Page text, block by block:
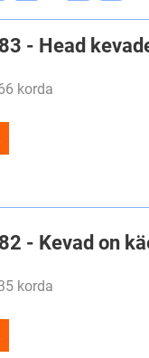
- Head
korda
- Kevad on
korda